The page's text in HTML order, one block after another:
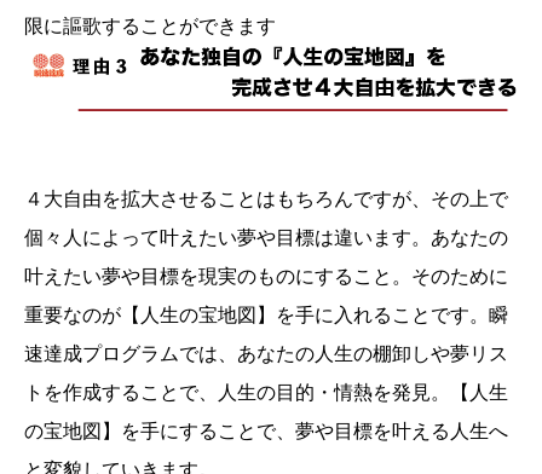
限に謳歌することができます
４大自由を拡大させることはもちろんですが、その上で
個々人によって叶えたい夢や目標は違います。あなたの
叶えたい夢や目標を現実のものにすること。そのために
重要なのが【人生の宝地図】を手に入れることです。瞬
速達成プログラムでは、あなたの人生の棚卸しや夢リス
トを作成することで、人生の目的・情熱を発見。【人生
の宝地図】を手にすることで、夢や目標を叶える人生へ